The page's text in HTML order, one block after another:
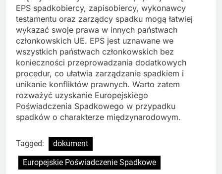
EPS spadkobiercy, zapisobiercy, wykonawcy
testamentu oraz zarządcy spadku mogą łatwiej
wykazać swoje prawa w innych państwach
członkowskich UE. EPS jest uznawane we
wszystkich państwach członkowskich bez
konieczności przeprowadzania dodatkowych
procedur, co ułatwia zarządzanie spadkiem i
unikanie konfliktów prawnych. Warto zatem
rozważyć uzyskanie Europejskiego
Poświadczenia Spadkowego w przypadku
spadków o charakterze międzynarodowym.
Tagged:
dokument
Europejskie Poświadczenie Spadkowe